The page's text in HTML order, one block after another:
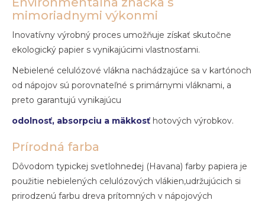
mimoriadnymi výkonmi
Inovatívny výrobný proces umožňuje získať skutočne
ekologický papier s vynikajúcimi vlastnosťami.
Nebielené celulózové vlákna nachádzajúce sa v kartónoch
od nápojov sú porovnateľné s primárnymi vláknami, a
preto garantujú vynikajúcu
odolnosť, absorpciu a mäkkosť hotových výrobkov.
Prírodná farba
Dôvodom typickej svetlohnedej (Havana) farby papiera je
použitie nebielených celulózových vlákien,udržujúcich si
prirodzenú farbu dreva prítomných v nápojových